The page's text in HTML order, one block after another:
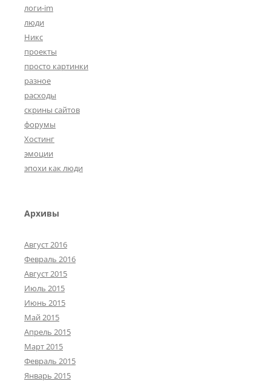
логи-im
люди
Никс
проекты
просто картинки
разное
расходы
скрины сайтов
форумы
Хостинг
эмоции
эпохи как люди
Архивы
Август 2016
Февраль 2016
Август 2015
Июль 2015
Июнь 2015
Май 2015
Апрель 2015
Март 2015
Февраль 2015
Январь 2015